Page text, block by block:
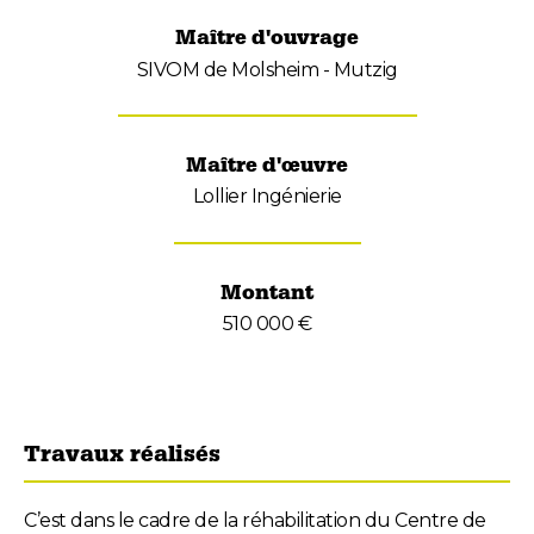
Maître d'ouvrage
SIVOM de Molsheim - Mutzig
Maître d'œuvre
Lollier Ingénierie
Montant
510 000 €
Travaux réalisés
C’est dans le cadre de la réhabilitation du Centre de